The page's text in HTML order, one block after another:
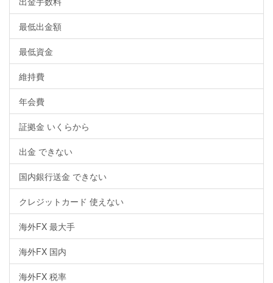
最低出金額
最低資金
維持費
年会費
証拠金 いくらから
出金 できない
国内銀行送金 できない
クレジットカード 使えない
海外FX 最大手
海外FX 国内
海外FX 税率